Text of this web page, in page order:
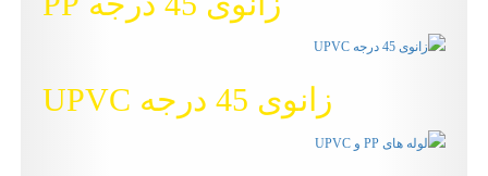
زانوی 45 درجه UPVC